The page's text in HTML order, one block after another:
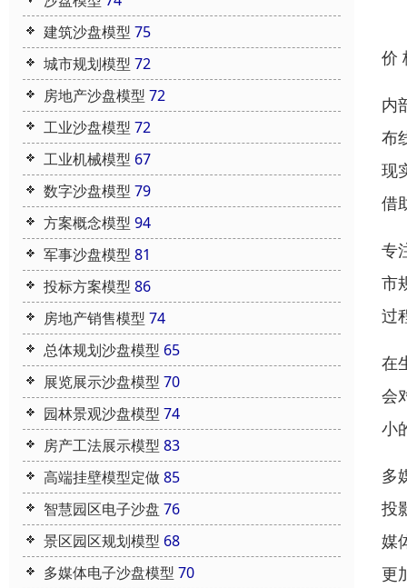
建筑沙盘模型 75
城市规划模型 72
房地产沙盘模型 72
工业沙盘模型 72
工业机械模型 67
数字沙盘模型 79
方案概念模型 94
军事沙盘模型 81
投标方案模型 86
房地产销售模型 74
总体规划沙盘模型 65
展览展示沙盘模型 70
园林景观沙盘模型 74
房产工法展示模型 83
高端挂壁模型定做85
智慧园区电子沙盘 76
景区园区规划模型 68
多媒体电子沙盘模型 70
价
内
布
现
借
专
市
过
在
会
小
多
投
媒
更